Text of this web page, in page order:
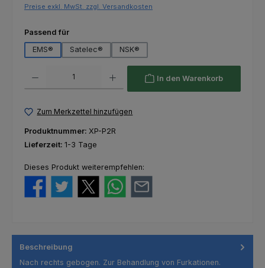
Preise exkl. MwSt. zzgl. Versandkosten
Passend fürauswählen
EMS®
Satelec® NSK®
In den Warenkorb
Zum Merkzettel hinzufügen
Produktnummer: XP-P2R
Lieferzeit: 1-3 Tage
Dieses Produkt weiterempfehlen:
Beschreibung
Nach rechts gebogen. Zur Behandlung von Furkationen.